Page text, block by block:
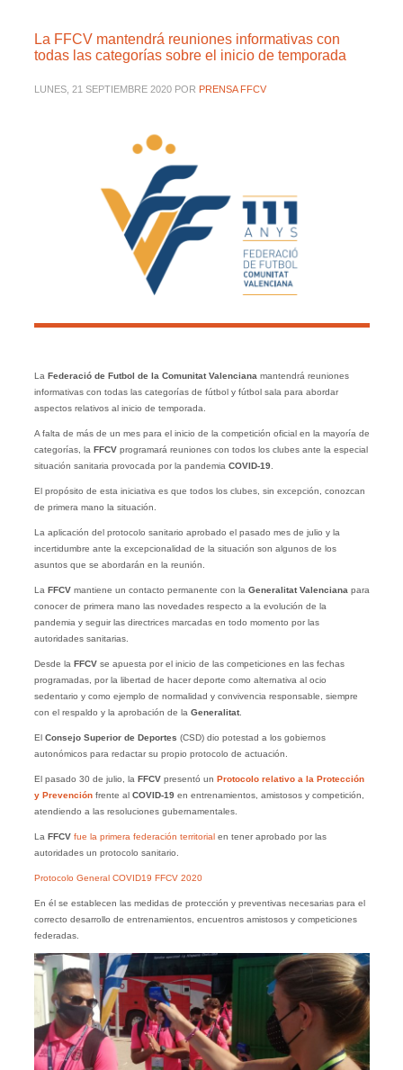
La FFCV mantendrá reuniones informativas con
todas las categorías sobre el inicio de temporada
LUNES, 21 SEPTIEMBRE 2020 POR PRENSA FFCV
La Federació de Futbol de la Comunitat Valenciana mantendrá reuniones
informativas con todas las categorías de fútbol y fútbol sala para abordar
aspectos relativos al inicio de temporada.
A falta de más de un mes para el inicio de la competición oficial en la mayoría de
categorías, la FFCVprogramará reuniones con todos los clubes ante la especial
situación sanitaria provocada por la pandemia COVID-19.
El propósito de esta iniciativa es que todos los clubes, sin excepción, conozcan
de primera mano la situación.
La aplicación del protocolo sanitario aprobado el pasado mes de julio y la
incertidumbre ante la excepcionalidad de la situación son algunos de los
asuntos que se abordarán en la reunión.
La FFCVmantiene un contacto permanente con la Generalitat Valenciana para
conocer de primera mano las novedades respecto a la evolución de la
pandemia y seguir las directrices marcadas en todo momento por las
autoridades sanitarias.
Desde la FFCVse apuesta por el inicio de las competiciones en las fechas
programadas, por la libertad de hacer deporte como alternativa al ocio
sedentario y como ejemplo de normalidad y convivencia responsable, siempre
con el respaldo y la aprobación de la Generalitat.
El Consejo Superior de Deportes (CSD) dio potestad a los gobiernos
autonómicos para redactar su propio protocolo de actuación.
El pasado 30 de julio, la FFCVpresentó un Protocolo relativo a la Protección
y Prevenciónfrente al COVID-19en entrenamientos, amistosos y competición,
atendiendo a las resoluciones gubernamentales.
La FFCV fue la primera federación territorialen tener aprobado por las
autoridades un protocolo sanitario.
Protocolo General COVID19 FFCV 2020
En él se establecen las medidas de protección y preventivas necesarias para el
correcto desarrollo de entrenamientos, encuentros amistosos y competiciones
federadas.